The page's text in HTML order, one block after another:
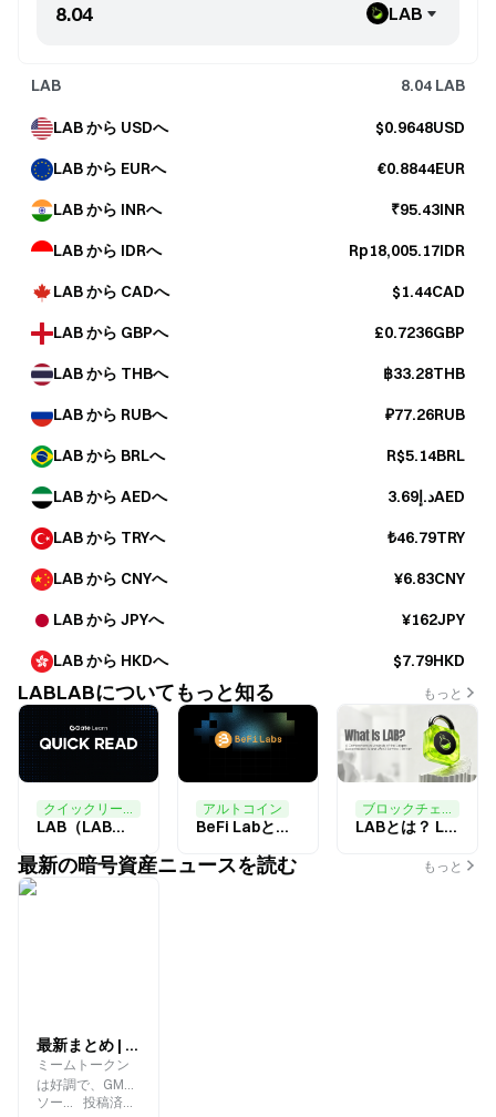
LAB
LAB 8.04 LAB
LAB から USDへ $0.9648USD
LAB から EURへ €0.8844EUR
LAB から INRへ ₹95.43INR
LAB から IDRへ Rp18,005.17IDR
LAB から CADへ $1.44CAD
LAB から GBPへ £0.7236GBP
LAB から THBへ ฿33.28THB
LAB から RUBへ ₽77.26RUB
LAB から BRLへ R$5.14BRL
LAB から AEDへ د.إ3.69AED
LAB から TRYへ ₺46.79TRY
LAB から CNYへ ¥6.83CNY
LAB から JPYへ ¥162JPY
LAB から HKDへ $7.79HKD
LABLABについてもっと知る もっと
クイックリード
LAB（LAB）とは何か？
アルトコイン
BeFi Labとは何ですか？
ブロックチェーン,アルトコイン
LABとは？ Lab.pro分散型AI、Web3サービスプラットフォームの包括的分析
最新の暗号資産ニュースを読む もっと
最新まとめ | ミーム通貨はトレンドに逆らって急騰、GME ミームは TRON ネットワークの”超代表候補”
ミームトークン
は好調で、GME
非公式ミームコ
ソース Gate.blog
投稿済み